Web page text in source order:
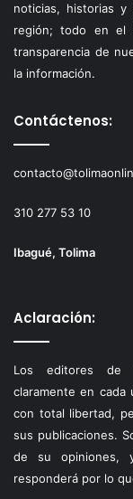
noticias, historias
región; todo en el
transparencia de
la información.
Contáctenos:
310 277 53 10
Ibagué, Tolima
Aclaración:
Los editores de
claramente en cada
con total libertad,
sus publicaciones.
de su opiniones,
responderá por lo